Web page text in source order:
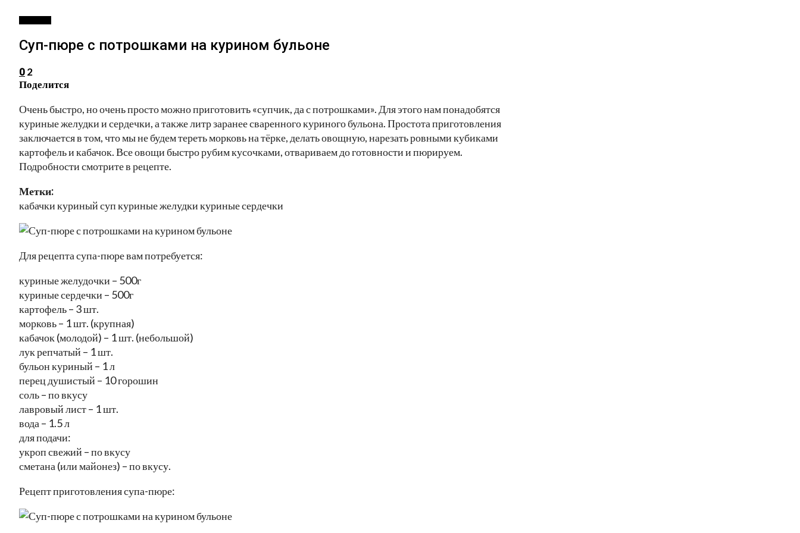
Суп-пюре с потрошками на курином бульоне
0 2
Поделится
Очень быстро, но очень просто можно приготовить «супчик, да с потрошками». Для этого нам понадобятся
куриные желудки и сердечки, а также литр заранее сваренного куриного бульона. Простота приготовления
заключается в том, что мы не будем тереть морковь на тёрке, делать овощную, нарезать ровными кубиками
картофель и кабачок. Все овощи быстро рубим кусочками, отвариваем до готовности и пюрируем.
Подробности смотрите в рецепте.
Метки:
кабачки куриный суп куриные желудки куриные сердечки
Для рецепта супа-пюре вам потребуется:
куриные желудочки – 500г
куриные сердечки – 500г
картофель – 3 шт.
морковь – 1 шт. (крупная)
кабачок (молодой) – 1 шт. (небольшой)
лук репчатый – 1 шт.
бульон куриный – 1 л
перец душистый – 10 горошин
соль – по вкусу
лавровый лист – 1 шт.
вода – 1.5 л
для подачи:
укроп свежий – по вкусу
сметана (или майонез) – по вкусу.
Рецепт приготовления супа-пюре: